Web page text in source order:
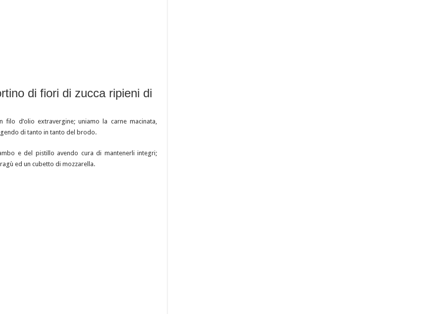
di fiori di zucca ripieni di
d’olio extravergine; uniamo la carne macinata,
di tanto in tanto del brodo.
e del pistillo avendo cura di mantenerli integri;
ed un cubetto di mozzarella.